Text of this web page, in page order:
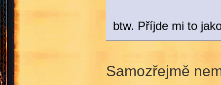
btw. Příjde mi to
Samozřejmě